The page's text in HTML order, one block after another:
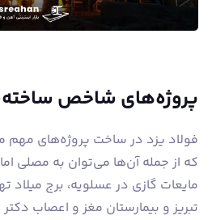
پروژه‌های شاخص
فولاد یزد در ساخت پروژه‌های مهم
که از جمله آن‌ها می‌توان به مصلی
مایعات گازی در عسلویه، برج میلاد
تبریز و بیمارستان مغز و اعصاب